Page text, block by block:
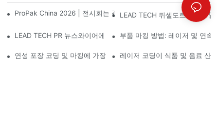
ProPak China 2026 | 전시회는 끝나지만, 저희 서비스는 계속됩니
LEAD TECH 뒤셀도르프에서
LEAD TECH PR 뉴스와이어에 소개됨: Interpack 2026 독일에서
부품 마킹 방법: 레이저 및 연속
연성 포장 코딩 및 마킹에 가장 적합한 기술 선택레이저 코딩이 식품 및 음료 산